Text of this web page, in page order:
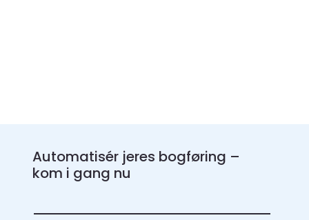
Automatisér jeres bogføring –
kom i gang nu